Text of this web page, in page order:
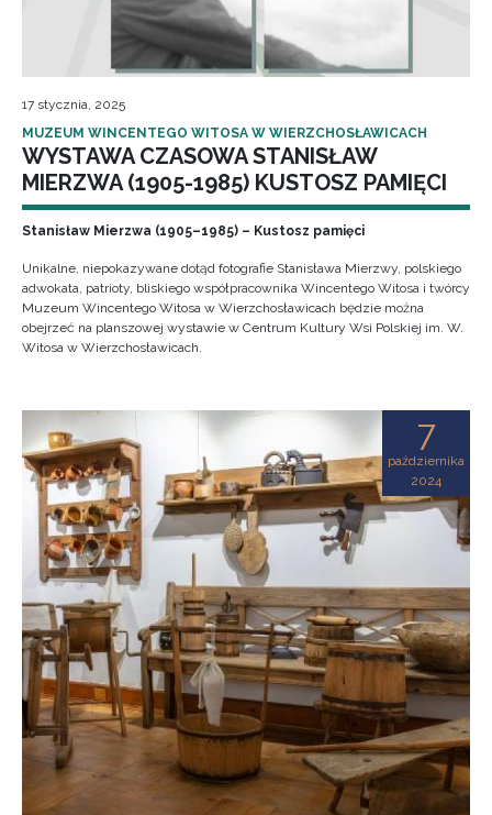
17 stycznia, 2025
MUZEUM WINCENTEGO WITOSA W WIERZCHOSŁAWICACH
WYSTAWA CZASOWA STANISŁAW
MIERZWA (1905-1985) KUSTOSZ PAMIĘCI
Stanisław Mierzwa (1905–1985) – Kustosz pamięci
Unikalne, niepokazywane dotąd fotografie Stanisława Mierzwy, polskiego
adwokata, patrioty, bliskiego współpracownika Wincentego Witosa i twórcy
Muzeum Wincentego Witosa w Wierzchosławicach będzie można
obejrzeć na planszowej wystawie w Centrum Kultury Wsi Polskiej im. W.
Witosa w Wierzchosławicach.
7
października
2024